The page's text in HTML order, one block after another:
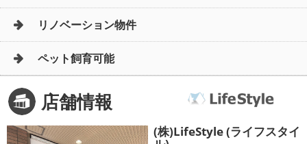
リノベーション物件
ペット飼育可能
店舗情報
(株)LifeStyle (ライフスタイ